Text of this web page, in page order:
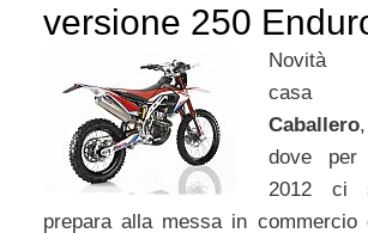
versione 250
Novità
casa
Caballero,
dove per
2012 ci
prepara alla messa in commercio